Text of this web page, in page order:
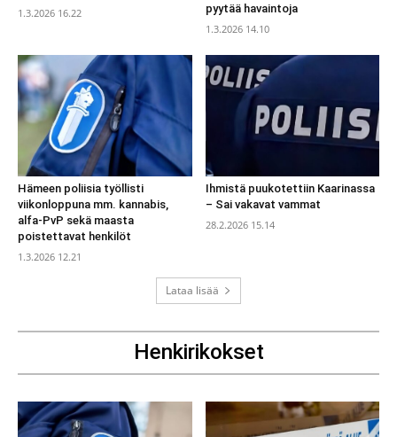
1.3.2026 16.22
pyytää havaintoja
1.3.2026 14.10
Hämeen poliisia työllisti
viikonloppuna mm. kannabis,
alfa-PvP sekä maasta
poistettavat henkilöt
1.3.2026 12.21
Ihmistä puukotettiin Kaarinassa
– Sai vakavat vammat
28.2.2026 15.14
Lataa lisää
Henkirikokset